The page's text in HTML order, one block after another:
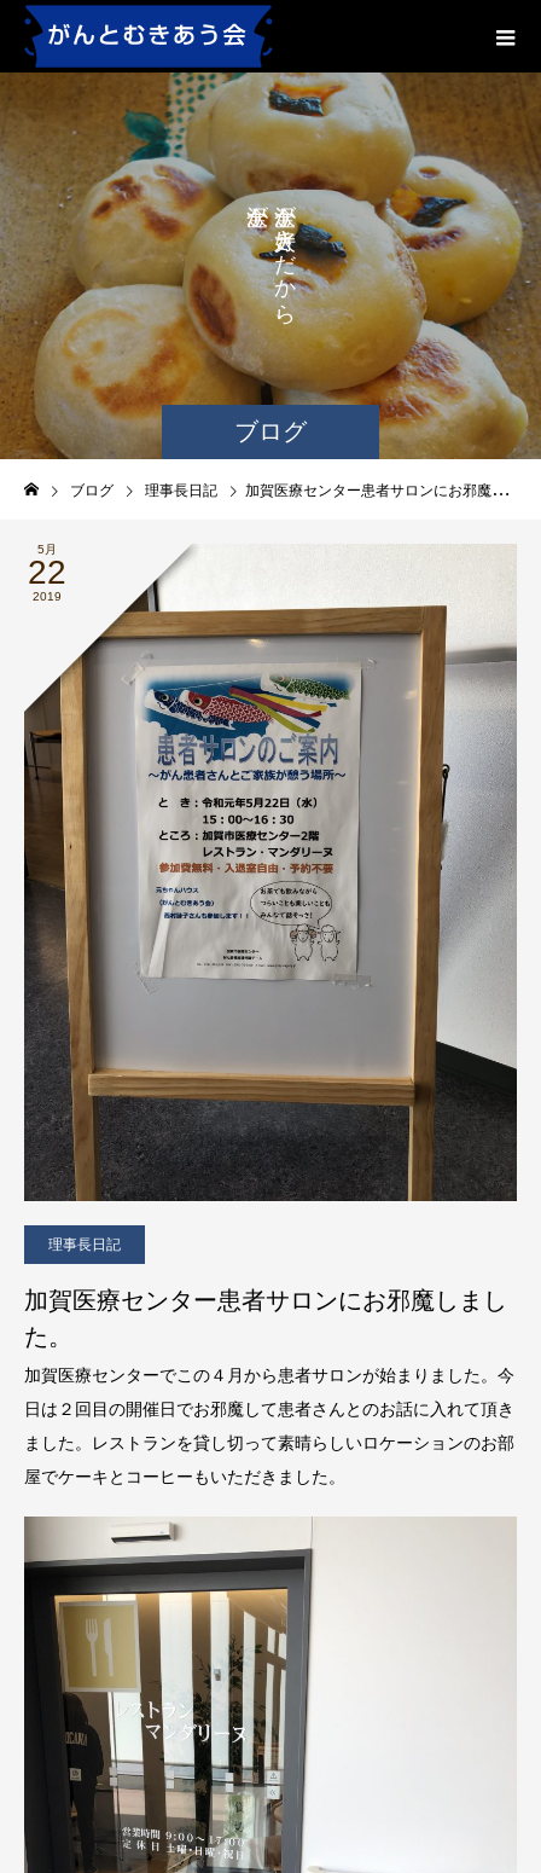
ブログ
が
き
だ
か
ら
、
が
き
な
に
ブログ 理事長日記 加賀医療センター患者サロンにお邪魔しました。
5月
22
2019
理事長日記
加賀医療センター患者サロンにお邪魔しまし
た。
加賀医療センターでこの４月から患者サロンが始まりました。今
日は２回目の開催日でお邪魔して患者さんとのお話に入れて頂き
ました。レストランを貸し切って素晴らしいロケーションのお部
屋でケーキとコーヒーもいただきました。